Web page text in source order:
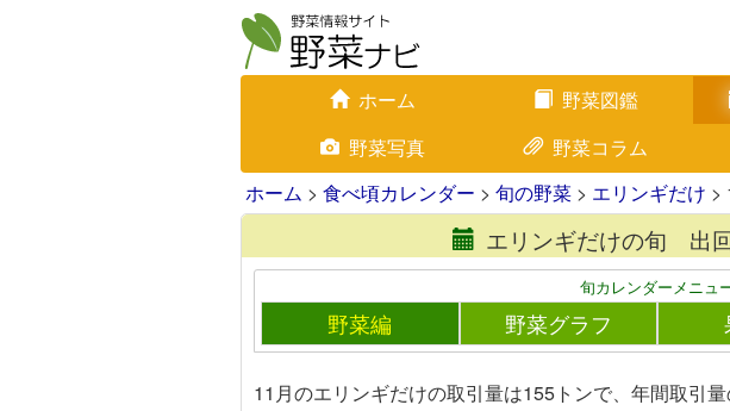
ホーム 野菜図鑑
野菜写真
野菜コラム
ホーム > 食べ頃カレンダー > 旬の野菜 > エリンギだけ >
エリンギだけの旬 出
旬カレンダーメニュ
野菜編 野菜グラフ
11月のエリンギだけの取引量は155トンで、年間取引